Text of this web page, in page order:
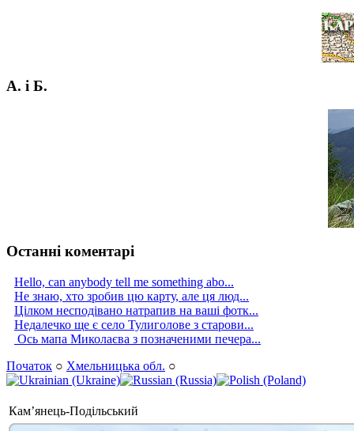
А. і Б.
Останні коментарі
Hello, can anybody tell me something abo...
Не знаю, хто зробив цю карту, але ця люд...
Цілком несподівано натрапив на ваші фотк...
Недалечко ще є село Тулиголове з старови...
Ось мапа Миколаєва з позначеними печера...
Початок ○ Хмельницька обл. ○
Кам’янець-Подільський